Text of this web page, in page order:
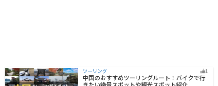
ツーリング 1
中国のおすすめツーリングルート！バイクで行